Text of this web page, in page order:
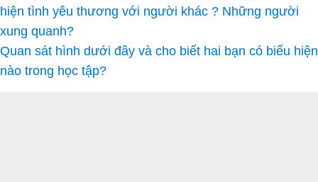
hiện tình yêu thương với người khác ? Những người
xung quanh?
Quan sát hình dưới đây và cho biết hai bạn có biểu hiện
nào trong học tập?